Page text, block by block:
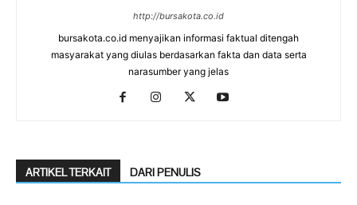
http://bursakota.co.id
bursakota.co.id menyajikan informasi faktual ditengah
masyarakat yang diulas berdasarkan fakta dan data serta
narasumber yang jelas
ARTIKEL TERKAIT DARI PENULIS